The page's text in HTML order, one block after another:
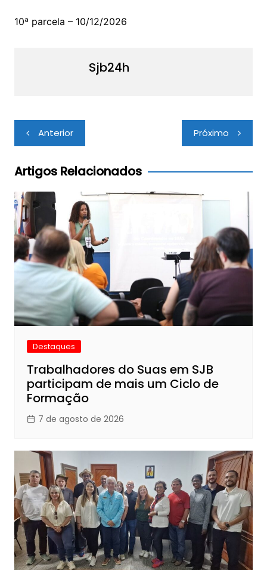
10ª parcela – 10/12/2026
Sjb24h
Navegação
de
Post
Anterior Próximo
Artigos Relacionados
Destaques
Trabalhadores do Suas em SJB
participam de mais um Ciclo de
Formação
7 de agosto de 2026